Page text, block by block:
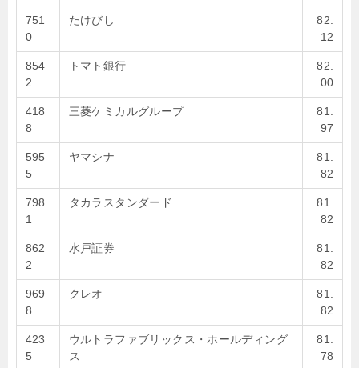
751
0
たけびし
82.
12
854
2
トマト銀行
82.
00
418
8
三菱ケミカルグループ
81.
97
595
5
ヤマシナ
81.
82
798
1
タカラスタンダード
81.
82
862
2
水戸証券
81.
82
969
8
クレオ
81.
82
423
5
ウルトラファブリックス・ホールディング
ス
81.
78